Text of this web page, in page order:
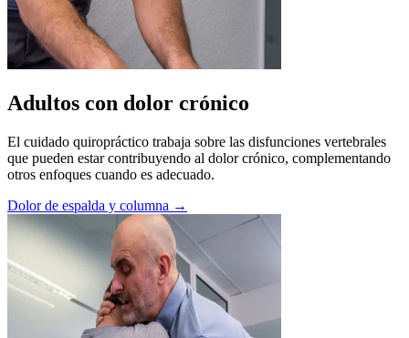
Adultos con dolor crónico
El cuidado quiropráctico trabaja sobre las disfunciones vertebrales
que pueden estar contribuyendo al dolor crónico, complementando
otros enfoques cuando es adecuado.
Dolor de espalda y columna →